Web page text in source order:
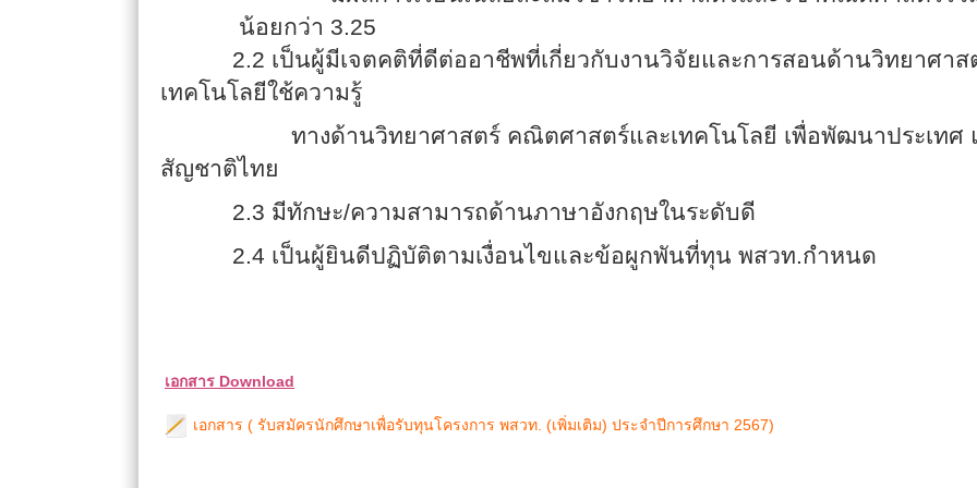
น้อยกว่า 3.25
2.2 เป็นผู้มีเจตคติที่ดีต่ออาชีพที่เกี่ยวกับงานวิจัยและการสอนด้านวิทยาศาส
เทคโนโลยีใช้ความรู้
ทางด้านวิทยาศาสตร์ คณิตศาสตร์และเทคโนโลยี เพื่อพัฒนาประเทศ
สัญชาติไทย
2.3 มีทักษะ/ความสามารถด้านภาษาอังกฤษในระดับดี
2.4 เป็นผู้ยินดีปฏิบัติตามเงื่อนไขและข้อผูกพันที่ทุน พสวท.กำหนด
เอกสาร Download
เอกสาร ( รับสมัครนักศึกษาเพื่อรับทุนโครงการ พสวท. (เพิ่มเติม) ประจำปีการศึกษา 2567)